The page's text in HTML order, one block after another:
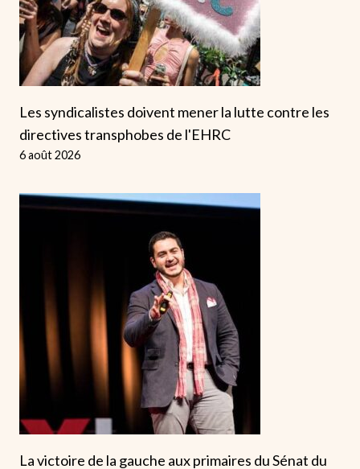
Les syndicalistes doivent mener la lutte contre les
directives transphobes de l'EHRC
6 août 2026
La victoire de la gauche aux primaires du Sénat du